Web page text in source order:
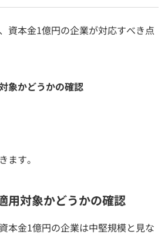
資本金1億円の企業が対応すべき点
象かどうかの確認
ます。
用対象かどうかの確認
本金1億円の企業は中堅規模と見な